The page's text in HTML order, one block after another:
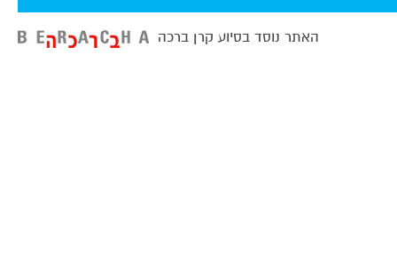
האתר נוסד בסיוע קרן ברכה